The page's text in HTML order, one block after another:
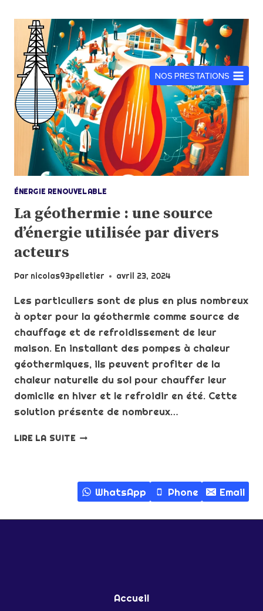
contenu
NOS PRESTATIONS
ÉNERGIE RENOUVELABLE
La géothermie : une source
d’énergie utilisée par divers
acteurs
Par nicolas93pelletier avril 23, 2024
Les particuliers sont de plus en plus nombreux
à opter pour la géothermie comme source de
chauffage et de refroidissement de leur
maison. En installant des pompes à chaleur
géothermiques, ils peuvent profiter de la
chaleur naturelle du sol pour chauffer leur
domicile en hiver et le refroidir en été. Cette
solution présente de nombreux…
LIRE LA SUITELA
SOURCE
D’ÉNERGIE
PAR
WhatsApp Phone Email
Accueil